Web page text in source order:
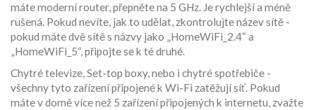
máte moderní router, přepněte na 5 GHz. Je rychlejší a méně
rušená. Pokud nevíte, jak to udělat, zkontrolujte název sítě -
pokud máte dvě sítě s názvy jako „HomeWiFi_2.4“ a
„HomeWiFi_5“, připojte se k té druhé.
Chytré televize, Set-top boxy, nebo i chytré spotřebiče -
všechny tyto zařízení připojené k Wi-Fi zatěžují síť. Pokud
máte v domě více než 5 zařízení připojených k internetu, zvažte